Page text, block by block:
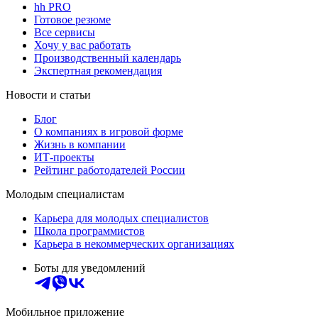
hh PRO
Готовое резюме
Все сервисы
Хочу у вас работать
Производственный календарь
Экспертная рекомендация
Новости и статьи
Блог
О компаниях в игровой форме
Жизнь в компании
ИТ-проекты
Рейтинг работодателей России
Молодым специалистам
Карьера для молодых специалистов
Школа программистов
Карьера в некоммерческих организациях
Боты для уведомлений
Мобильное приложение